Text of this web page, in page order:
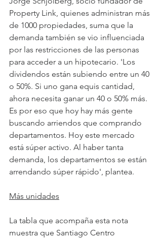
Property Link, quienes administran más
de 1000 propiedades, suma que la
demanda también se vio influenciada
por las restricciones de las personas
para acceder a un hipotecario. 'Los
dividendos están subiendo entre un 40
o 50%. Si uno gana equis cantidad,
ahora necesita ganar un 40 o 50% más.
Es por eso que hoy hay más gente
buscando arriendos que comprando
departamentos. Hoy este mercado
está súper activo. Al haber tanta
demanda, los departamentos se están
arrendando súper rápido', plantea.
Más unidades
La tabla que acompaña esta nota
muestra que Santiago Centro